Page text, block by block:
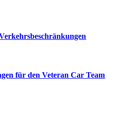
für den Veteran Car Team